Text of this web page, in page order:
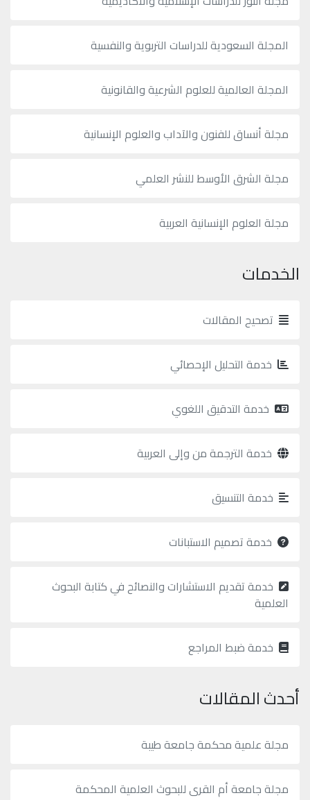
المجلة السعودية للدراسات التربوية والنفسية
المجلة العالمية للعلوم الشرعية والقانونية
مجلة أنساق للفنون والآداب والعلوم الإنسانية
مجلة الشرق الأوسط للنشر العلمي
مجلة العلوم الإنسانية العربية
الخدمات
تصحيح المقالات
خدمة التحليل الإحصائي
خدمة التدقيق اللغوي
خدمة الترجمة من وإلى العربية
خدمة التنسيق
خدمة تصميم الاستبانات
خدمة تقديم الاستشارات والنصائح في كتابة البحوث
العلمية
خدمة ضبط المراجع
أحدث المقالات
مجلة علمية محكمة جامعة طيبة
مجلة جامعة أم القرى للبحوث العلمية المحكمة